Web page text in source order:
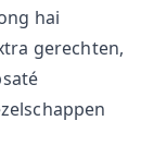
hai
gerechten,